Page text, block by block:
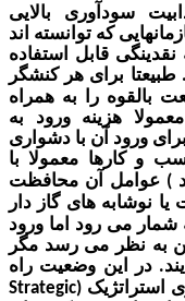
بالایی
توانسته اند
قابلاستفاده
هر کنشگر
را به همراه
ورود به
آن با دشواری
معمولا با
آن محافظت
هایگاز دار
اما ورود
می رسد مگر
وضعیت راه
(
Strategic